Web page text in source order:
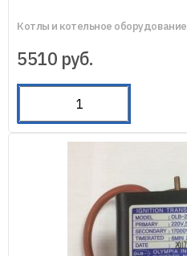
Котлы и котельное оборудование
5510 руб.